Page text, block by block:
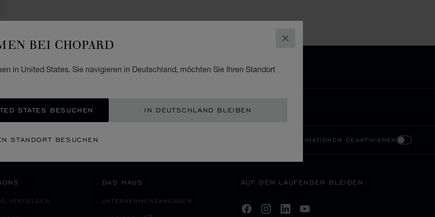
SCHLIESSEN
BEI CHOPARD
in United States. Sie navigieren in Deutschland, möchten Sie Ihren Standort
STATES BESUCHEN IN DEUTSCHLAND BLEIBEN
STANDORT BESUCHEN ANIMATIONEN DEAKTIVIEREN
VERFOLGEN
DAS HAUS
UNTERNEHMENSANGABEN
AUF DEM LAUFENDEN BLEIBEN